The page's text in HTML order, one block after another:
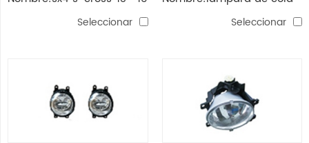
Seleccionar Seleccionar